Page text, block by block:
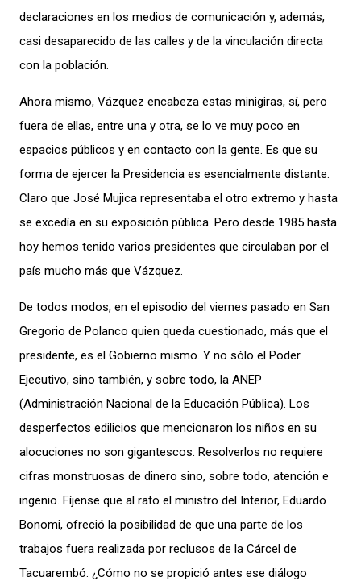
declaraciones en los medios de comunicación y, además,
casi desaparecido de las calles y de la vinculación directa
con la población.
Ahora mismo, Vázquez encabeza estas minigiras, sí, pero
fuera de ellas, entre una y otra, se lo ve muy poco en
espacios públicos y en contacto con la gente. Es que su
forma de ejercer la Presidencia es esencialmente distante.
Claro que José Mujica representaba el otro extremo y hasta
se excedía en su exposición pública. Pero desde 1985 hasta
hoy hemos tenido varios presidentes que circulaban por el
país mucho más que Vázquez.
De todos modos, en el episodio del viernes pasado en San
Gregorio de Polanco quien queda cuestionado, más que el
presidente, es el Gobierno mismo. Y no sólo el Poder
Ejecutivo, sino también, y sobre todo, la ANEP
(Administración Nacional de la Educación Pública). Los
desperfectos edilicios que mencionaron los niños en su
alocuciones no son gigantescos. Resolverlos no requiere
cifras monstruosas de dinero sino, sobre todo, atención e
ingenio. Fíjense que al rato el ministro del Interior, Eduardo
Bonomi, ofreció la posibilidad de que una parte de los
trabajos fuera realizada por reclusos de la Cárcel de
Tacuarembó. ¿Cómo no se propició antes ese diálogo